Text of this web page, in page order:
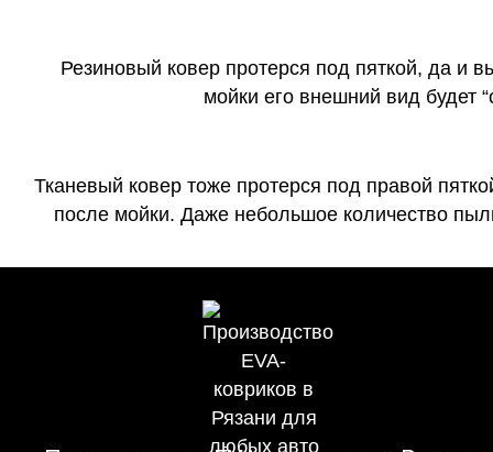
Резиновый ковер протерся под пяткой, да и
мойки его внешний вид будет
Тканевый ковер тоже протерся под правой
после мойки. Даже небольшое количество